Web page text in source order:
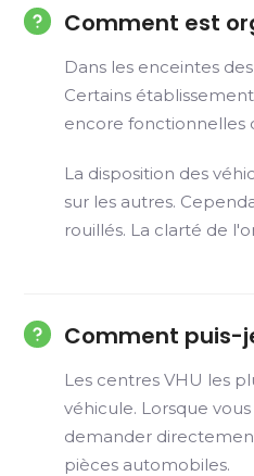
Comment est
Dans les enceintes
Certains
encore fonctionnelles
La disposition des
sur les autres.
rouillés. La clarté de
Comment puis-
Les centres VHU les
véhicule. Lorsque
demander
pièces automobiles.